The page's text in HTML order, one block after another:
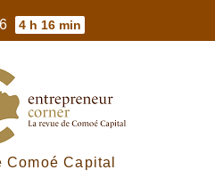
4 h 16 min
Comoé Capital